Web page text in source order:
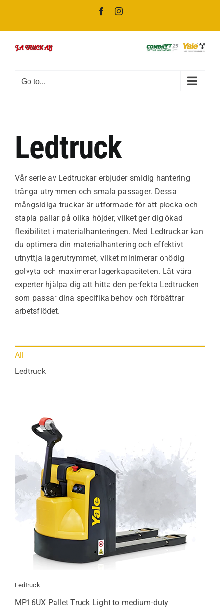
content
FacebookInstagram
Go to...
Ledtruck
Vår serie av Ledtruckar erbjuder smidig hantering i
trånga utrymmen och smala passager. Dessa
mångsidiga truckar är utformade för att plocka och
stapla pallar på olika höjder, vilket ger dig ökad
flexibilitet i materialhanteringen. Med Ledtruckar kan
du optimera din materialhantering och effektivt
utnyttja lagerutrymmet, vilket minimerar onödig
golvyta och maximerar lagerkapaciteten. Låt våra
experter hjälpa dig att hitta den perfekta Ledtrucken
som passar dina specifika behov och förbättrar
arbetsflödet.
All
Ledtruck
Ledtruck
MP16UX Pallet Truck Light to medium-duty